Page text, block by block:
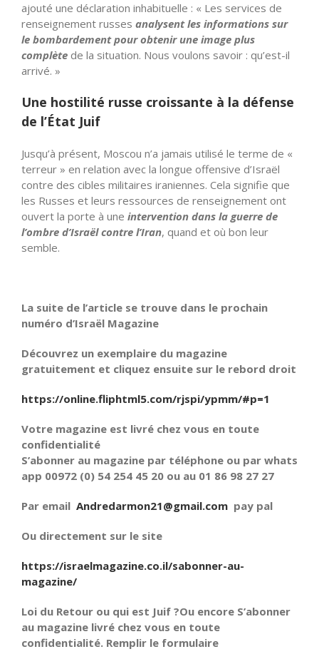
ajouté une déclaration inhabituelle : « Les services de
renseignement russes analysent les informations sur
le bombardement pour obtenir une image plus
complète de la situation. Nous voulons savoir : qu’est-il
arrivé. »
Une hostilité russe croissante à la défense
de l’État Juif
Jusqu’à présent, Moscou n’a jamais utilisé le terme de «
terreur » en relation avec la longue offensive d’Israël
contre des cibles militaires iraniennes. Cela signifie que
les Russes et leurs ressources de renseignement ont
ouvert la porte à une intervention dans la guerre de
l’ombre d’Israël contre l’Iran, quand et où bon leur
semble.
La suite de l’article se trouve dans le prochain
numéro d’Israël Magazine
Découvrez un exemplaire du magazine
gratuitement et cliquez ensuite sur le rebord droit
https://online.fliphtml5.com/rjspi/ypmm/#p=1
Votre magazine est livré chez vous en toute
confidentialité
S’abonner au magazine par téléphone ou par whats
app 00972 (0) 54 254 45 20 ou au 01 86 98 27 27
Par email Andredarmon21@gmail.com pay pal
Ou directement sur le site
https://israelmagazine.co.il/sabonner-au-
magazine/
Loi du Retour ou qui est Juif ?Ou encore S’abonner
au magazine livré chez vous en toute
confidentialité. Remplir le formulaire